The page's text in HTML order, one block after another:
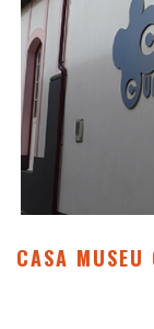
CASA